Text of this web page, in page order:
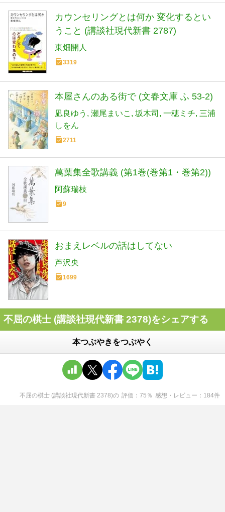
カウンセリングとは何か 変化するとい
うこと (講談社現代新書 2787)
東畑開人
3319
本屋さんのある街で (文春文庫 ふ 53-2)
凪良ゆう 瀬尾まいこ 坂木司 一穂ミチ 三浦
しをん
2711
萬葉集全歌講義 (第1巻(巻第1・巻第2))
阿蘇瑞枝
9
おまえレベルの話はしてない
芦沢央
1699
不屈の棋士 (講談社現代新書 2378)をシェアする
本つぶやきをつぶやく
不屈の棋士 (講談社現代新書 2378)の 評価 75 ％ 感想・レビュー 184件